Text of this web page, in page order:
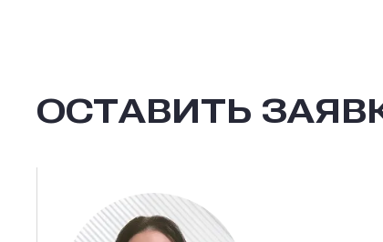
ОСТАВИТЬ